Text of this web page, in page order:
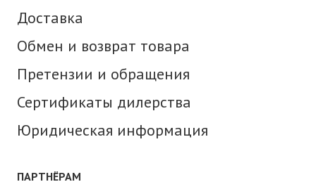
Доставка
Обмен и возврат товара
Претензии и обращения
Сертификаты дилерства
Юридическая информация
ПАРТНЁРАМ